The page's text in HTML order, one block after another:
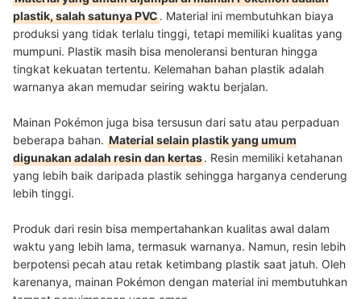
plastik, salah satunya PVC. Material ini membutuhkan biaya
produksi yang tidak terlalu tinggi, tetapi memiliki kualitas yang
mumpuni. Plastik masih bisa menoleransi benturan hingga
tingkat kekuatan tertentu. Kelemahan bahan plastik adalah
warnanya akan memudar seiring waktu berjalan.
Mainan Pokémon juga bisa tersusun dari satu atau perpaduan
beberapa bahan. Material selain plastik yang umum
digunakan adalah resin dan kertas. Resin memiliki ketahanan
yang lebih baik daripada plastik sehingga harganya cenderung
lebih tinggi.
Produk dari resin bisa mempertahankan kualitas awal dalam
waktu yang lebih lama, termasuk warnanya. Namun, resin lebih
berpotensi pecah atau retak ketimbang plastik saat jatuh. Oleh
karenanya, mainan Pokémon dengan material ini membutuhkan